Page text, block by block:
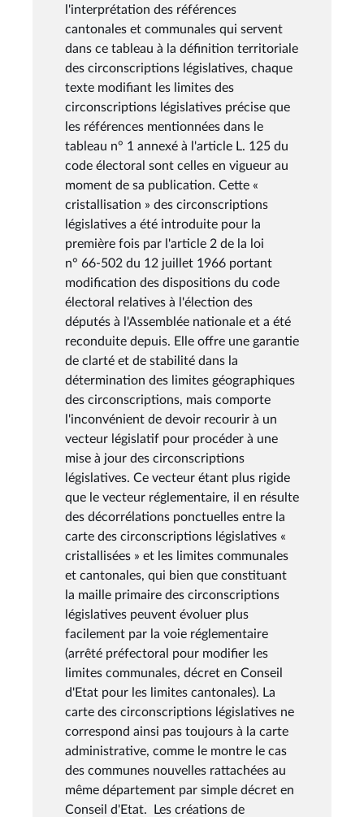
l'interprétation des références
cantonales et communales qui servent
dans ce tableau à la définition territoriale
des circonscriptions législatives, chaque
texte modifiant les limites des
circonscriptions législatives précise que
les références mentionnées dans le
tableau n° 1 annexé à l'article L. 125 du
code électoral sont celles en vigueur au
moment de sa publication. Cette «
cristallisation » des circonscriptions
législatives a été introduite pour la
première fois par l'article 2 de la loi
n° 66-502 du 12 juillet 1966 portant
modification des dispositions du code
électoral relatives à l'élection des
députés à l'Assemblée nationale et a été
reconduite depuis. Elle offre une garantie
de clarté et de stabilité dans la
détermination des limites géographiques
des circonscriptions, mais comporte
l'inconvénient de devoir recourir à un
vecteur législatif pour procéder à une
mise à jour des circonscriptions
législatives. Ce vecteur étant plus rigide
que le vecteur réglementaire, il en résulte
des décorrélations ponctuelles entre la
carte des circonscriptions législatives «
cristallisées » et les limites communales
et cantonales, qui bien que constituant
la maille primaire des circonscriptions
législatives peuvent évoluer plus
facilement par la voie réglementaire
(arrêté préfectoral pour modifier les
limites communales, décret en Conseil
d'Etat pour les limites cantonales). La
carte des circonscriptions législatives ne
correspond ainsi pas toujours à la carte
administrative, comme le montre le cas
des communes nouvelles rattachées au
même département par simple décret en
Conseil d'Etat. Les créations de